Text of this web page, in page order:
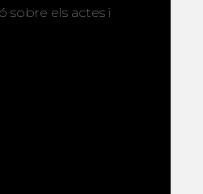
sobre els actes i